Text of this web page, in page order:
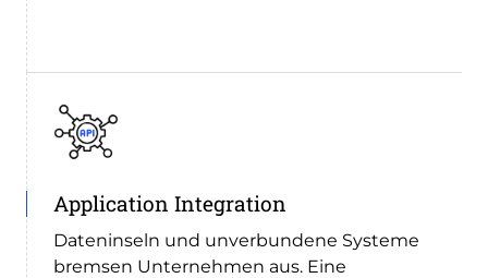
Application Integration
Dateninseln und unverbundene Systeme
bremsen Unternehmen aus. Eine